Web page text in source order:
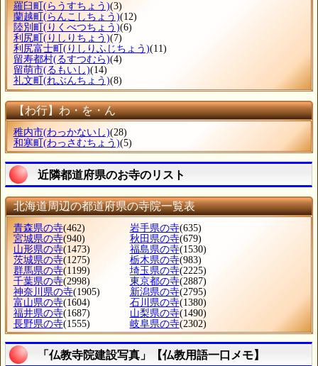
羅臼町 (らうすちょう)(3)
蘭越町 (らんこしちょう)(12)
陸別町 (りくべつちょう)(6)
利尻町 (りしりちょう)(7)
利尻富士町 (りしりふじちょう)(11)
留寿都村(るすつむら)(4)
留萌市(るもいし)(14)
礼文町 (れぶんちょう)(8)
【わ行】わ・を・ん
稚内市(わっかないし)(28)
和寒町 (わっさむちょう)(5)
近隣都道府県のお寺のリスト
北海道周辺の都道府県の寺院一覧表
青森県の寺(462) 岩手県の寺(635)
宮城県の寺(940) 秋田県の寺(679)
山形県の寺(1473) 福島県の寺(1530)
茨城県の寺(1275) 栃木県の寺(983)
群馬県の寺(1199) 埼玉県の寺(2225)
千葉県の寺(2998) 東京都の寺(2887)
神奈川県の寺(1905) 新潟県の寺(2795)
富山県の寺(1604) 石川県の寺(1380)
福井県の寺(1687) 山梨県の寺(1490)
長野県の寺(1555) 岐阜県の寺(2302)
「仏教寺院建設写真」【仏教用語一口メモ】